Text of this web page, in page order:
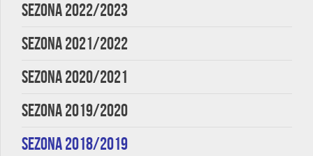
SEZONA 2022/2023
SEZONA 2021/2022
SEZONA 2020/2021
SEZONA 2019/2020
SEZONA 2018/2019